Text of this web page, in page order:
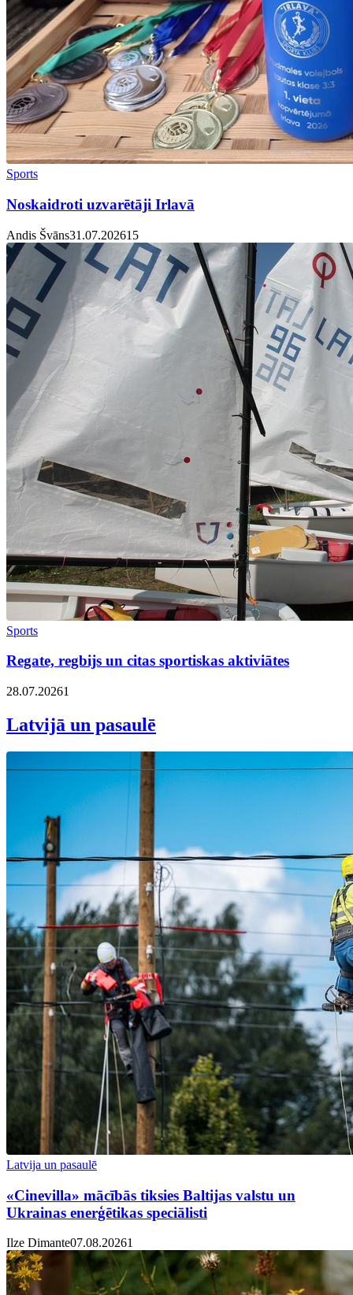
Sports
Noskaidroti uzvarētāji Irlavā
Andis Švāns31.07.20261 5
Sports
Regate, regbijs un citas sportiskas aktiviātes
28.07.20261
Latvijā un pasaulē
Latvija un pasaulē
«Cinevilla» mācībās tiksies Baltijas valstu un
Ukrainas enerģētikas speciālisti
Ilze Dimante07.08.20261